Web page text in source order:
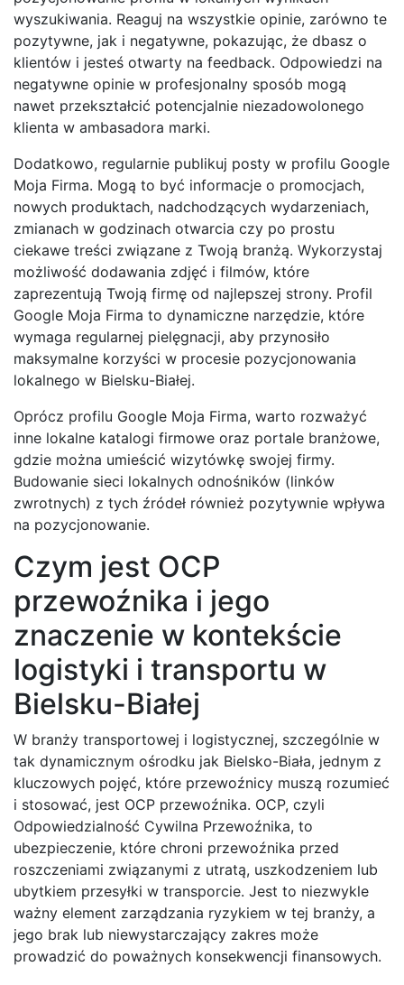
wyszukiwania. Reaguj na wszystkie opinie, zarówno te
pozytywne, jak i negatywne, pokazując, że dbasz o
klientów i jesteś otwarty na feedback. Odpowiedzi na
negatywne opinie w profesjonalny sposób mogą
nawet przekształcić potencjalnie niezadowolonego
klienta w ambasadora marki.
Dodatkowo, regularnie publikuj posty w profilu Google
Moja Firma. Mogą to być informacje o promocjach,
nowych produktach, nadchodzących wydarzeniach,
zmianach w godzinach otwarcia czy po prostu
ciekawe treści związane z Twoją branżą. Wykorzystaj
możliwość dodawania zdjęć i filmów, które
zaprezentują Twoją firmę od najlepszej strony. Profil
Google Moja Firma to dynamiczne narzędzie, które
wymaga regularnej pielęgnacji, aby przynosiło
maksymalne korzyści w procesie pozycjonowania
lokalnego w Bielsku-Białej.
Oprócz profilu Google Moja Firma, warto rozważyć
inne lokalne katalogi firmowe oraz portale branżowe,
gdzie można umieścić wizytówkę swojej firmy.
Budowanie sieci lokalnych odnośników (linków
zwrotnych) z tych źródeł również pozytywnie wpływa
na pozycjonowanie.
Czym jest OCP
przewoźnika i jego
znaczenie w kontekście
logistyki i transportu w
Bielsku-Białej
W branży transportowej i logistycznej, szczególnie w
tak dynamicznym ośrodku jak Bielsko-Biała, jednym z
kluczowych pojęć, które przewoźnicy muszą rozumieć
i stosować, jest OCP przewoźnika. OCP, czyli
Odpowiedzialność Cywilna Przewoźnika, to
ubezpieczenie, które chroni przewoźnika przed
roszczeniami związanymi z utratą, uszkodzeniem lub
ubytkiem przesyłki w transporcie. Jest to niezwykle
ważny element zarządzania ryzykiem w tej branży, a
jego brak lub niewystarczający zakres może
prowadzić do poważnych konsekwencji finansowych.